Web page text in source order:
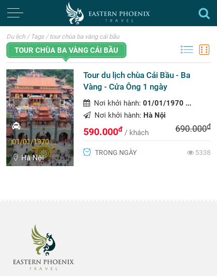
Du lịch / Tags / tour chùa ba vàng cái bầu
TOUR CHÙA BA VÀNG CÁI BẦU
01/01/1970 ...
Hà Nội
Tour du lịch chùa Cái Bầu - Ba
Vàng - Cửa Ông 1 ngày
Nơi khởi hành:01/01/1970 ...
Nơi khởi hành: Hà Nội
590.000đ / khách 690.000đ
TRONG NGÀY 5338